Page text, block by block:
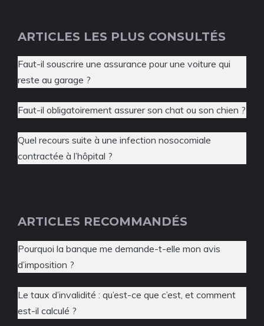
ARTICLES LES PLUS CONSULTÉS
Faut-il souscrire une assurance pour une voiture qui
reste au garage ?
Faut-il obligatoirement assurer son chat ou son chien ?
Quel recours suite à une infection nosocomiale
contractée à l’hôpital ?
ARTICLES RECOMMANDÉS
Pourquoi la banque me demande-t-elle mon avis
d’imposition ?
Le taux d’invalidité : qu’est-ce que c’est, et comment
est-il calculé ?